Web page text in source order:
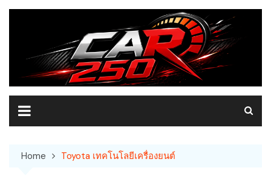
Skip
Home Toyota เทคโนโลยีเครื่องยนต์